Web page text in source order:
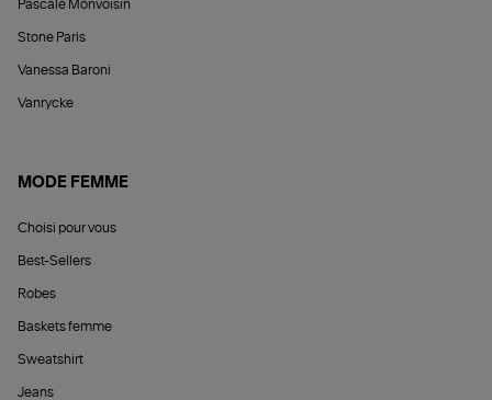
Pascale Monvoisin
Stone Paris
Vanessa Baroni
Vanrycke
MODE FEMME
Choisi pour vous
Best-Sellers
Robes
Baskets femme
Sweatshirt
Jeans